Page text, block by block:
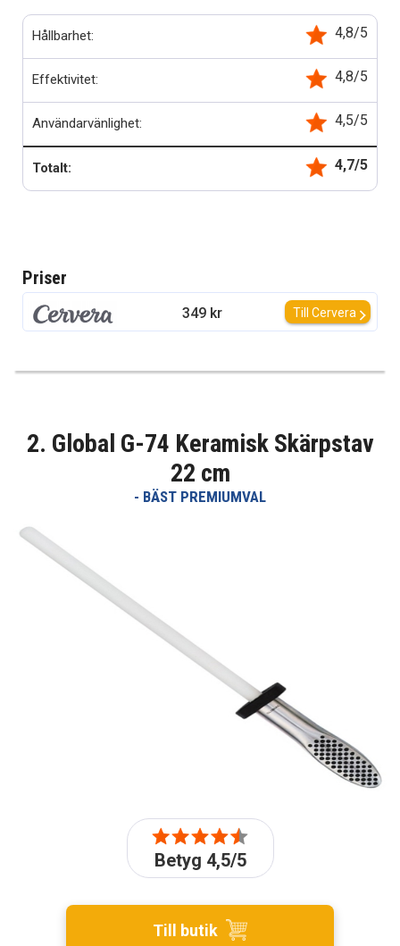
Hållbarhet: 4,8/5
Effektivitet: 4,8/5
Användarvänlighet: 4,5/5
Totalt: 4,7/5
Priser
Till Cervera
349 kr
2. Global G-74 Keramisk Skärpstav
22 cm
- BÄST PREMIUMVAL
Betyg 4,5/5
Till butik